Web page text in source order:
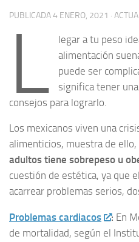
PUBLICADA4 ENERO, 2021 ·
L
legar a tu peso
alimentación
puede ser
significa tener
consejos para lograrlo.
Los mexicanos viven una
alimenticios, muestra de
adultos tiene sobrepeso u
cuestión de estética, ya que
acarrear problemas serios,
Problemas cardiacos : En
de mortalidad, según el